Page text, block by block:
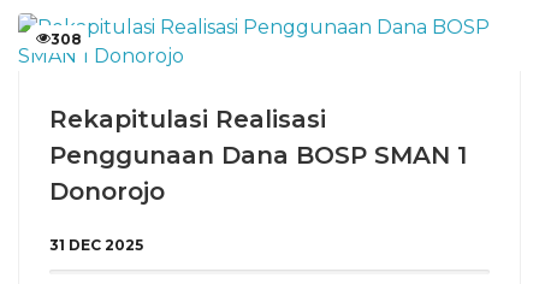
308
Rekapitulasi Realisasi
Penggunaan Dana BOSP SMAN 1
Donorojo
31 DEC 2025